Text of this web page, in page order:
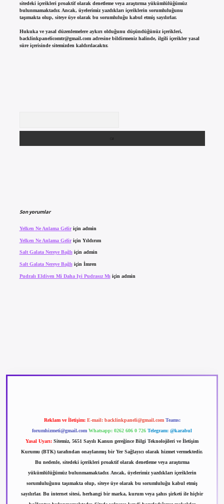
sitedeki içerikleri proaktif olarak denetleme veya araştırma yükümlülüğümüz
bulunmamaktadır. Ancak, üyelerimiz yazdıkları içeriklerin sorumluluğunu
taşımakta olup, siteye üye olarak bu sorumluluğu kabul etmiş sayılırlar.
Hukuka ve yasal düzenlemelere aykırı olduğunu düşündüğünüz içerikleri,
backlinkpanelicomtr@gmail.comadresine bildirmeniz halinde, ilgili içerikler yasal
süre içerisinde sitemizden kaldırılacaktır.
Son yorumlar
Yelken Ne Anlama Geliriçin admin
Yelken Ne Anlama Geliriçin Yıldırım
Salt Galata Nereye Bağlıiçin admin
Salt Galata Nereye Bağlı için İmren
Pudralı Eldiven Mi Daha Iyi Pudrasız Mı için admin
Reklam ve İletişim: E-mail: backlinkpaneli@gmail.com Teams:
forumhizmeti@gmail.com Whatsapp: 0262 606 0 726 Telegram: @karabul
Yasal Uyarı: Sitemiz, 5651 Sayılı Kanun gereğince Bilgi Teknolojileri ve İletişim
Kurumu (BTK) tarafından onaylanmış bir Yer Sağlayıcı olarak hizmet vermektedir.
Bu nedenle, sitedeki içerikleri proaktif olarak denetleme veya araştırma
yükümlülüğümüz bulunmamaktadır. Ancak, üyelerimiz yazdıkları içeriklerin
sorumluluğunu taşımakta olup, siteye üye olarak bu sorumluluğu kabul etmiş
sayılırlar. Bu internet sitesi, herhangi bir marka, kurum veya şahıs şirketi ile hiçbir